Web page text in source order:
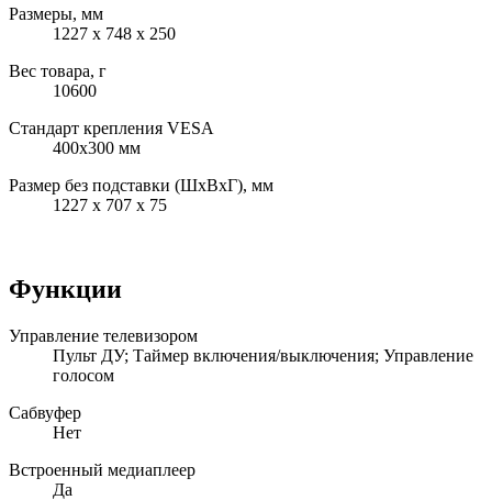
Размеры, мм
1227 x 748 x 250
Вес товара, г
10600
Стандарт крепления VESA
400x300 мм
Размер без подставки (ШxВxГ), мм
1227 x 707 x 75
Функции
Управление телевизором
Пульт ДУ; Таймер включения/выключения; Управление
голосом
Сабвуфер
Нет
Встроенный медиаплеер
Да